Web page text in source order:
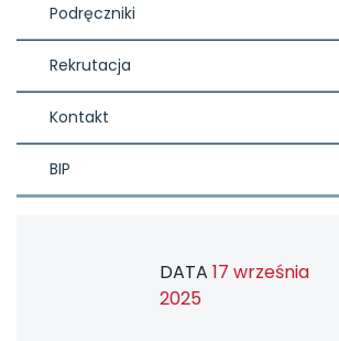
Podręczniki
Rekrutacja
Kontakt
BIP
DATA 17 września
2025